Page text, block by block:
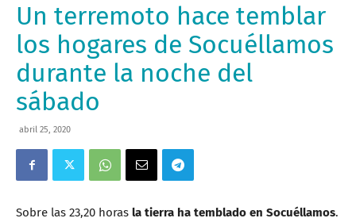
Un terremoto hace temblar
los hogares de Socuéllamos
durante la noche del
sábado
abril 25, 2020
Sobre las 23,20 horas la tierra ha temblado en Socuéllamos.